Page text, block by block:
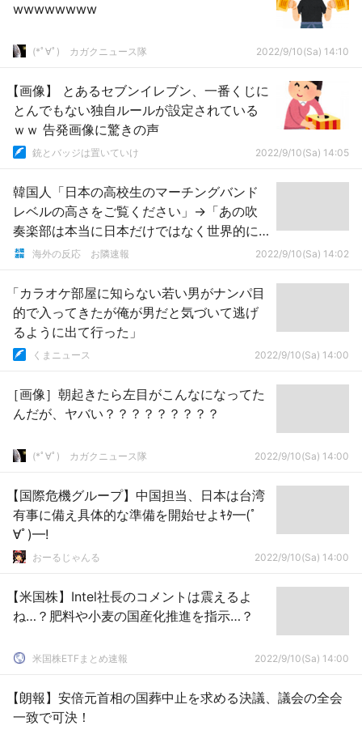
wwwwwwww
(*ﾟ∀ﾟ)ゞカガクニュース隊 2022/9/10(Sa) 14:10
【画像】 とあるセブンイレブン、一番くじに
とんでもない独自ルールが設定されている
ｗｗ 告発画像に驚きの声
銃とバッジは置いていけ 2022/9/10(Sa) 14:05
韓国人「日本の高校生のマーチングバンド
レベルの高さをご覧ください」→「あの吹
奏楽部は本当に日本だけではなく世界的に
も有名な名物になったね」「正直日本のこ
海外の反応 お隣速報 2022/9/10(Sa) 14:02
「カラオケ部屋に知らない若い男がナンパ目
的で入ってきたが俺が男だと気づいて逃げ
るように出て行った」
くまニュース 2022/9/10(Sa) 14:00
［画像］朝起きたら左目がこんなになってた
んだが、ヤバい？？？？？？？？？
(*ﾟ∀ﾟ)ゞカガクニュース隊 2022/9/10(Sa) 14:00
【国際危機グループ】中国担当、日本は台湾
有事に備え具体的な準備を開始せよｷﾀ━(ﾟ
∀ﾟ)━!
おーるじゃんる 2022/9/10(Sa) 14:00
【米国株】Intel社長のコメントは震えるよ
ね…？肥料や小麦の国産化推進を指示…？
米国株ETFまとめ速報 2022/9/10(Sa) 14:00
【朗報】安倍元首相の国葬中止を求める決議、議会の全会
一致で可決！